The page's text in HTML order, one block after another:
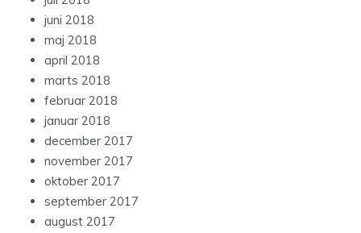
juni 2018
maj 2018
april 2018
marts 2018
februar 2018
januar 2018
december 2017
november 2017
oktober 2017
september 2017
august 2017